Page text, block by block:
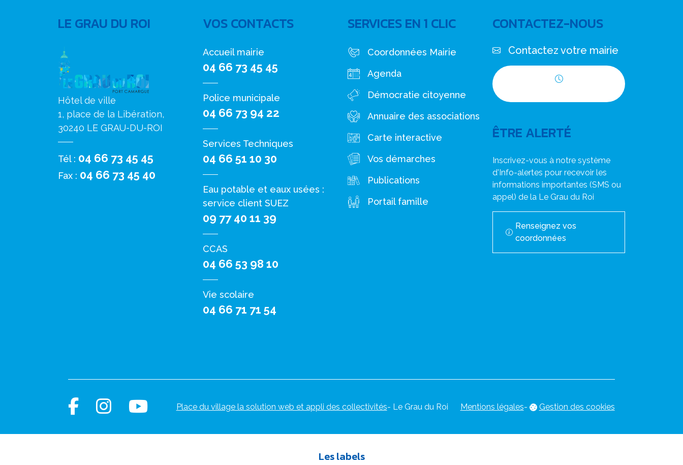
LE GRAU DU ROI
Hôtel de ville
1, place de la Libération,
30240 LE GRAU-DU-ROI
Tél : 04 66 73 45 45
Fax : 04 66 73 45 40
VOS CONTACTS
Accueil mairie
04 66 73 45 45
Police municipale
04 66 73 94 22
Services Techniques
04 66 51 10 30
Eau potable et eaux usées :
service client SUEZ
09 77 40 11 39
CCAS
04 66 53 98 10
Vie scolaire
04 66 71 71 54
SERVICES EN 1 CLIC
Coordonnées Mairie
Agenda
Démocratie citoyenne
Annuaire des associations
Carte interactive
Vos démarches
Publications
Portail famille
CONTACTEZ-NOUS
Contactez votre mairie
ÊTRE ALERTÉ
Inscrivez-vous à notre système
d'Info-alertes pour recevoir les
informations importantes (SMS ou
appel) de la Le Grau du Roi
Renseignez vos
coordonnées
Place du village la solution web et appli des collectivités- Le Grau du Roi Mentions légales- Gestion des cookies
Les labels